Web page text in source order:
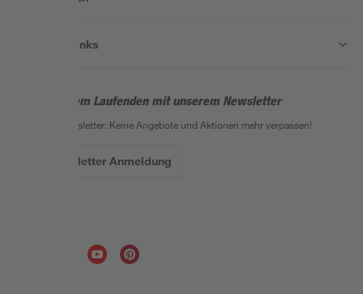
Nützliche Links
Bleib auf dem Laufenden mit unserem Newsletter
Der toom Newsletter: Keine Angebote und Aktionen mehr verpassen!
Zur Newsletter Anmeldung